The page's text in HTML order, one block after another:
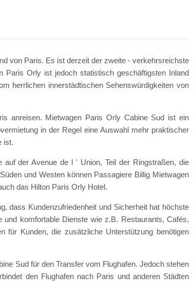
von Paris. Es ist derzeit der zweite - verkehrsreichste
Paris Orly ist jedoch statistisch geschäftigsten Inland
herrlichen innerstädtischen Sehenswürdigkeiten von
anreisen. Mietwagen Paris Orly Cabine Sud ist ein
in der Regel eine Auswahl mehr praktischer
ist.
der Avenue de l ' Union, Teil der Ringstraßen, die
und Westen können Passagiere Billig Mietwagen
das Hilton Paris Orly Hotel.
dass Kundenzufriedenheit und Sicherheit hat höchste
komfortable Dienste wie z.B. Restaurants, Cafés,
für Kunden, die zusätzliche Unterstützung benötigen
Sud für den Transfer vom Flughafen. Jedoch stehen
den Flughafen nach Paris und anderen Städten